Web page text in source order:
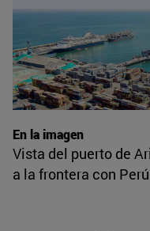
En la imagen
Vista del puerto de
a la frontera con